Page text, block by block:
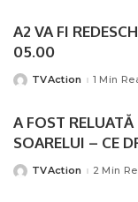
A2 VA FI
05.00
PostedTVAction 1 Min
A FOST
SOARELUI – CE
PostedTVAction 2 Min